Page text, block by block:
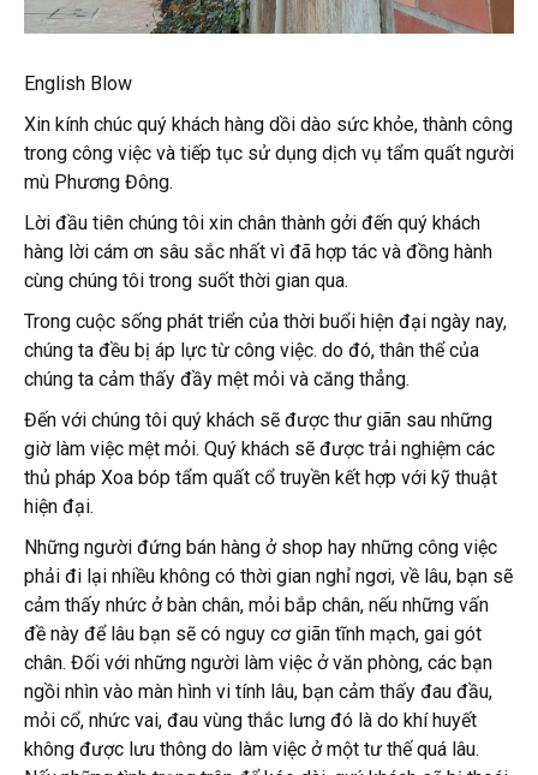
English Blow
Xin kính chúc quý khách hàng dồi dào sức khỏe, thành công
trong công việc và tiếp tục sử dụng dịch vụ tẩm quất người
mù Phương Đông.
Lời đầu tiên chúng tôi xin chân thành gởi đến quý khách
hàng lời cám ơn sâu sắc nhất vì đã hợp tác và đồng hành
cùng chúng tôi trong suốt thời gian qua.
Trong cuộc sống phát triển của thời buổi hiện đại ngày nay,
chúng ta đều bị áp lực từ công việc. do đó, thân thể của
chúng ta cảm thấy đầy mệt mỏi và căng thẳng.
Đến với chúng tôi quý khách sẽ được thư giãn sau những
giờ làm việc mệt mỏi. Quý khách sẽ được trải nghiệm các
thủ pháp Xoa bóp tẩm quất cổ truyền kết hợp với kỹ thuật
hiện đại.
Những người đứng bán hàng ở shop hay những công việc
phải đi lại nhiều không có thời gian nghỉ ngơi, về lâu, bạn sẽ
cảm thấy nhức ở bàn chân, mỏi bắp chân, nếu những vấn
đề này để lâu bạn sẽ có nguy cơ giãn tĩnh mạch, gai gót
chân. Đối với những người làm việc ở văn phòng, các bạn
ngồi nhìn vào màn hình vi tính lâu, bạn cảm thấy đau đầu,
mỏi cổ, nhức vai, đau vùng thắc lưng đó là do khí huyết
không được lưu thông do làm việc ở một tư thế quá lâu.